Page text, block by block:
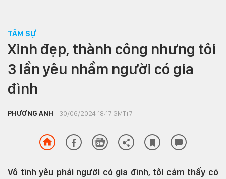
TÂM SỰ
Xinh đẹp, thành công nhưng tôi
3 lần yêu nhầm người có gia
đình
PHƯƠNG ANH - 30/06/2024 18:17 GMT+7
Vô tình yêu phải người có gia đình, tôi cảm thấy có